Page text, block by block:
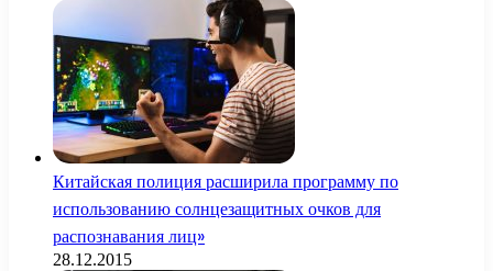
Китайская полиция расширила программу по
использованию солнцезащитных очков для
распознавания лиц»
28.12.2015